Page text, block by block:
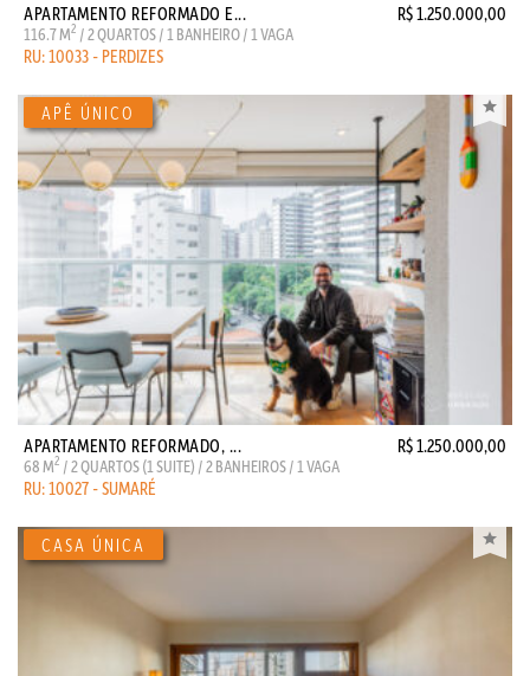
APARTAMENTO REFORMADO E... R$ 1.250.000,00
116.7 M2 / 2 QUARTOS / 1 BANHEIRO / 1 VAGA
RU: 10033 - PERDIZES
APARTAMENTO REFORMADO, ... R$ 1.250.000,00
68 M2 / 2 QUARTOS (1 SUITE) / 2 BANHEIROS / 1 VAGA
RU: 10027 - SUMARÉ